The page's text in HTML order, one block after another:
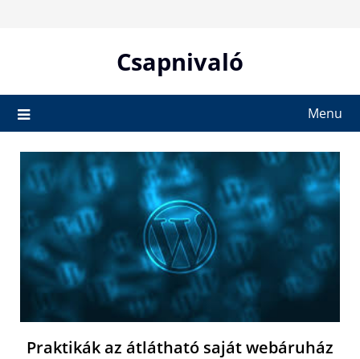
Csapnivaló
Menu
Praktikák az átlátható saját webáruház